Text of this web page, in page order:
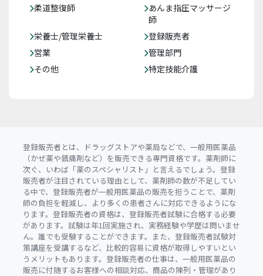
柔道整復師
あんま指圧マッサージ
師
栄養士/管理栄養士
登録販売者
営業
管理部門
その他
特定技能介護
登録販売者とは、ドラッグストアや薬局などで、一般用医薬品
（かぜ薬や鎮痛剤など）を販売できる専門資格です。薬剤師に
次ぐ、いわば「薬のスペシャリスト」と言えるでしょう。登録
販売者が注目されている理由として、薬剤師の数が不足してい
る中で、登録販売者が一般用医薬品の販売を担うことで、薬剤
師の負担を軽減し、より多くの患者さんに対応できるようにな
ります。登録販売者の資格は、登録販売者試験に合格する必要
があります。試験は年1回実施され、実務経験や学歴は問いませ
ん。誰でも受験することができます。また、登録販売者試験対
策講座を受講するなど、比較的容易に資格が取得しやすいとい
うメリットもあります。登録販売者の仕事は、一般用医薬品の
販売に付随するお客様への相談対応、商品の陳列・管理があり